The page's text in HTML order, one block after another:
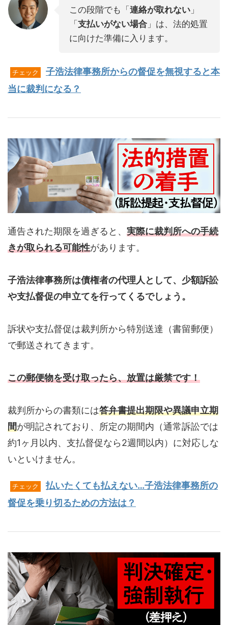
この段階でも「連絡が取れない 」
「支払いがない場合 」は、法的処置
に向けた準備に入ります。
チェック
子浩法律事務所からの督促を無視すると本
当に裁判になる？
通告された期限を過ぎると、 実際に裁判所への手続
きが取られる可能性があります。
子浩法律事務所は債権者の代理人として、少額訴訟
や支払督促の申立てを行ってくるでしょう。
訴状や支払督促は裁判所から特別送達（書留郵便）
で郵送されてきます。
この郵便物を受け取ったら、放置は厳禁です！
裁判所からの書類には答弁書提出期限や異議申立期
間が明記されており、所定の期間内（通常訴訟では
約1ヶ月以内、支払督促なら2週間以内）に対応しな
いといけません。
チェック
払いたくても払えない…子浩法律事務所の
督促を乗り切るための方法は？